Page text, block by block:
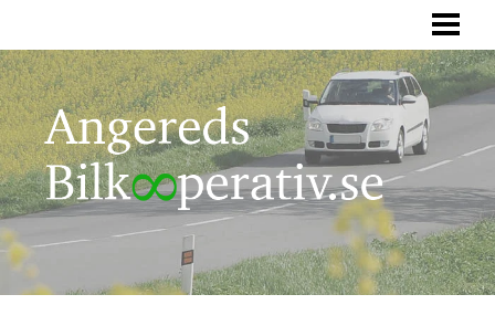
BILKOOPERATIV
HUR FUNGERAR
FÖRETAG
SAMÅKNING
OM OSS